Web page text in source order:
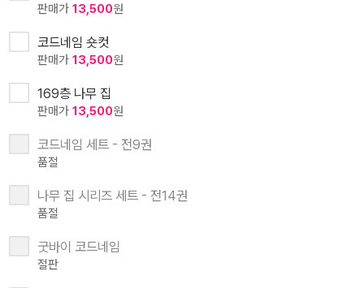
판매가 13,500원
코드네임 숏컷
판매가 13,500원
169층 나무 집
판매가 13,500원
코드네임 세트 - 전9권
품절
나무 집 시리즈 세트 - 전14권
품절
굿바이 코드네임
절판